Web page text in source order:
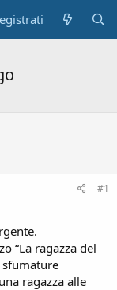
#1
“La ragazza del
ragazza alle